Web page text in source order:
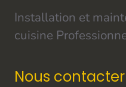
Installation et
cuisine
Nous contacter